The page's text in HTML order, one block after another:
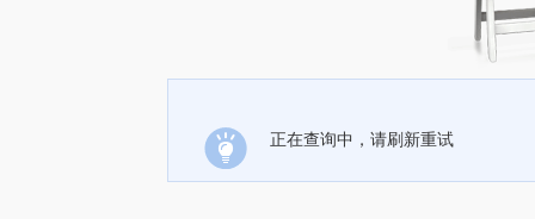
正在查询中，请刷新重试